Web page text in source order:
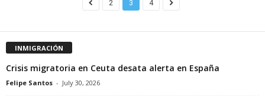
2 3 4
INMIGRACIÓN
Crisis migratoria en Ceuta desata alerta en España
Felipe Santos - July 30, 2026